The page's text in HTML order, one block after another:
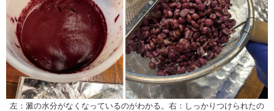
左：澱の水分がなくなっているのがわかる。右：しっかりつけられたの